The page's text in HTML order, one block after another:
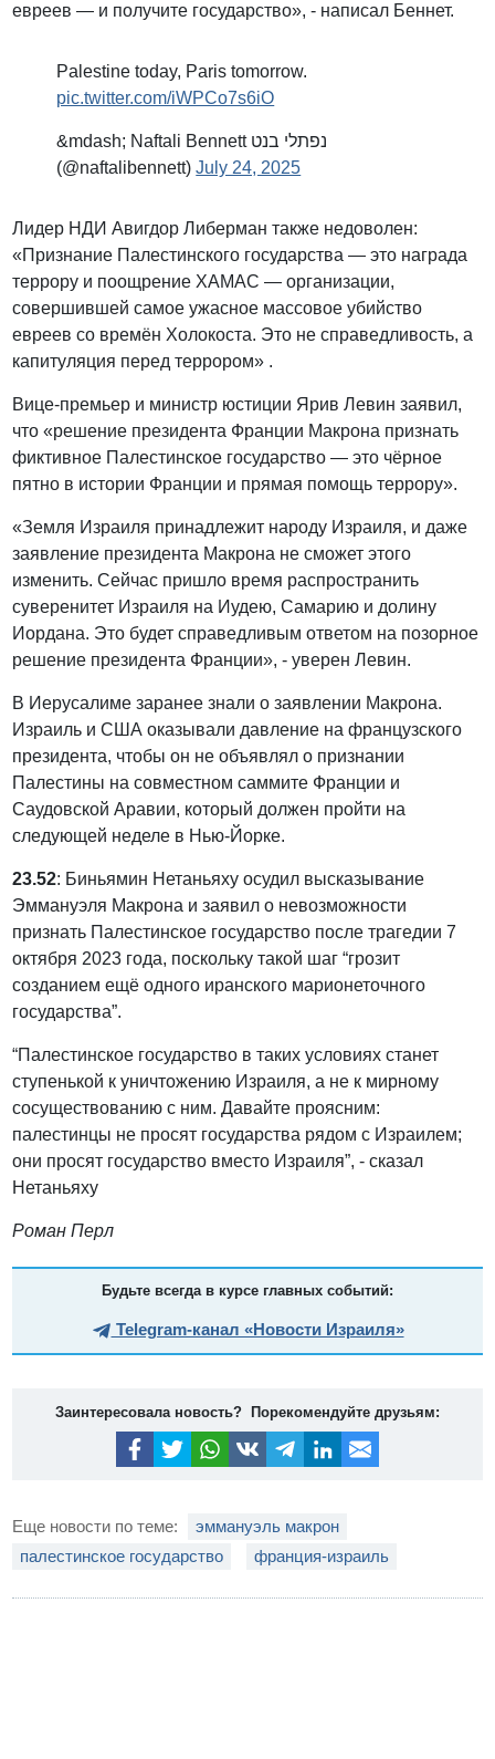
евреев — и получите государство», - написал Беннет.
Palestine today, Paris tomorrow.
pic.twitter.com/iWPCo7s6iO
&mdash; Naftali Bennett נפתלי בנט
(@naftalibennett)July 24, 2025
Лидер НДИ Авигдор Либерман также недоволен:
«Признание Палестинского государства — это награда
террору и поощрение ХАМАС — организации,
совершившей самое ужасное массовое убийство
евреев со времён Холокоста. Это не справедливость, а
капитуляция перед террором» .
Вице-премьер и министр юстиции Ярив Левин заявил,
что «решение президента Франции Макрона признать
фиктивное Палестинское государство — это чёрное
пятно в истории Франции и прямая помощь террору».
«Земля Израиля принадлежит народу Израиля, и даже
заявление президента Макрона не сможет этого
изменить. Сейчас пришло время распространить
суверенитет Израиля на Иудею, Самарию и долину
Иордана. Это будет справедливым ответом на позорное
решение президента Франции», - уверен Левин.
В Иерусалиме заранее знали о заявлении Макрона.
Израиль и США оказывали давление на французского
президента, чтобы он не объявлял о признании
Палестины на совместном саммите Франции и
Саудовской Аравии, который должен пройти на
следующей неделе в Нью-Йорке.
23.52: Биньямин Нетаньяху осудил высказывание
Эммануэля Макрона и заявил о невозможности
признать Палестинское государство после трагедии 7
октября 2023 года, поскольку такой шаг “грозит
созданием ещё одного иранского марионеточного
государства”.
“Палестинское государство в таких условиях станет
ступенькой к уничтожению Израиля, а не к мирному
сосуществованию с ним. Давайте проясним:
палестинцы не просят государства рядом с Израилем;
они просят государство вместо Израиля”, - сказал
Нетаньяху
Роман Перл
Будьте всегда в курсе главных событий:
Telegram-канал «Новости Израиля»
Заинтересовала новость? Порекомендуйте друзьям:
Еще новости по теме:
эммануэль макрон
палестинское государство
франция-израиль